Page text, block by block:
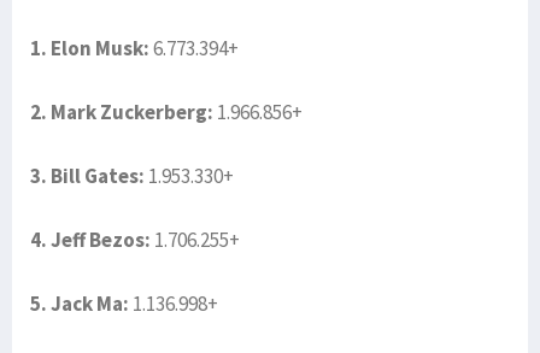
1. Elon Musk:6.773.394+
2. Mark Zuckerberg: 1.966.856+
3. Bill Gates: 1.953.330+
4. Jeff Bezos: 1.706.255+
5. Jack Ma: 1.136.998+